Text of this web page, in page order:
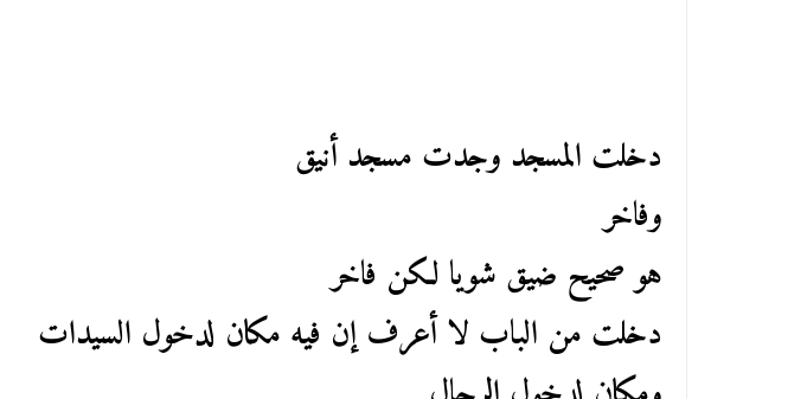
دخلت المسجد وجدت مسجد أنيق
وفاخر
هو صحيح ضيق شويا لكن فاخر
دخلت من الباب لا أعرف إن فيه مكان لدخول السيدات